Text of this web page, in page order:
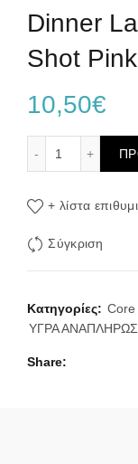
Dinner
Shot
10,50€
+ λίστα
Σύγκριση
Κατηγορίες: Core
ΥΓΡΑ
Share